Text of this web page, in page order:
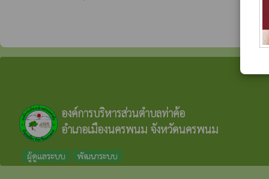
องค์การบริหารส่วนตำบลท่าค้อ
อำเภอเมืองนครพนม จังหวัดนครพนม
ผู้ดูแลระบบ พัฒนาระบบ